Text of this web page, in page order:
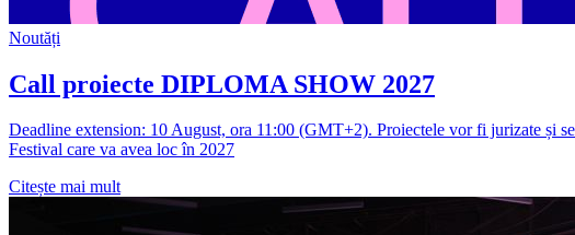
Noutăți
Call proiecte DIPLOMA SHOW 2027
Deadline extension: 10 August, ora 11:00 (GMT+2). Proiectele vor fi jurizate și
Festival care va avea loc în 2027
Citește mai mult